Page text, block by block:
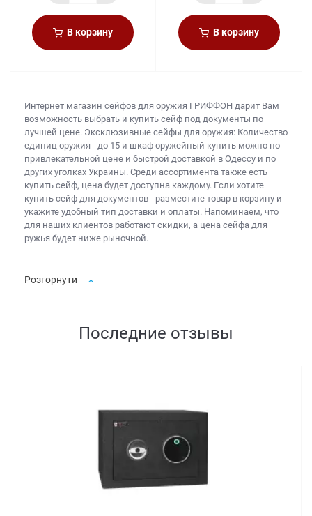
В корзину В корзину
Интернет магазин сейфов для оружия ГРИФФОН дарит Вам
возможность выбрать и купить сейф под документы по
лучшей цене. Эксклюзивные сейфы для оружия: Количество
единиц оружия - до 15 и шкаф оружейный купить можно по
привлекательной цене и быстрой доставкой в Одессу и по
других уголках Украины. Среди ассортимента также есть
купить сейф, цена будет доступна каждому. Если хотите
купить сейф для документов - разместите товар в корзину и
укажите удобный тип доставки и оплаты. Напоминаем, что
для наших клиентов работают скидки, а цена сейфа для
ружья будет ниже рыночной.
Розгорнути
Последние отзывы